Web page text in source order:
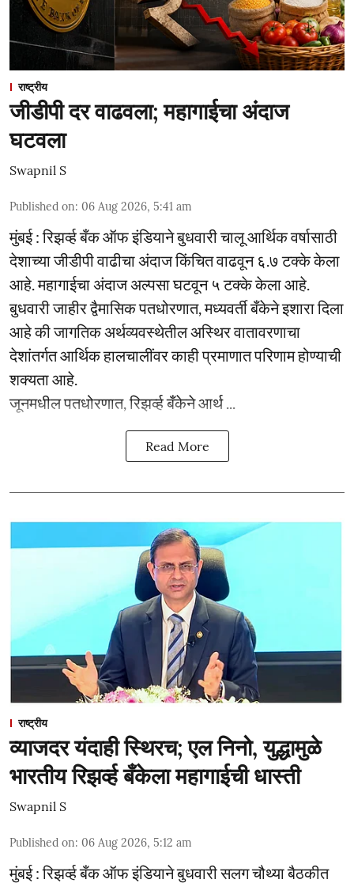
राष्ट्रीय
जीडीपी दर वाढवला; महागाईचा अंदाज
घटवला
Swapnil S
Published on: 06 Aug 2026, 5:41 am
मुंबई : रिझर्व्ह बँक ऑफ इंडियाने बुधवारी चालू आर्थिक वर्षासाठी
देशाच्या जीडीपी वाढीचा अंदाज किंचित वाढवून ६.७ टक्के केला
आहे. महागाईचा अंदाज अल्पसा घटवून ५ टक्के केला आहे.
बुधवारी जाहीर द्वैमासिक पतधोरणात, मध्यवर्ती बँकेने इशारा दिला
आहे की जागतिक अर्थव्यवस्थेतील अस्थिर वातावरणाचा
देशांतर्गत आर्थिक हालचालींवर काही प्रमाणात परिणाम होण्याची
शक्यता आहे.
जूनमधील पतधोरणात, रिझर्व्ह बँकेने आर्थ ...
Read More
राष्ट्रीय
व्याजदर यंदाही स्थिरच; एल निनो, युद्धामुळे
भारतीय रिझर्व्ह बँकेला महागाईची धास्ती
Swapnil S
Published on: 06 Aug 2026, 5:12 am
मुंबई : रिझर्व्ह बँक ऑफ इंडियाने बुधवारी सलग चौथ्या बैठकीत